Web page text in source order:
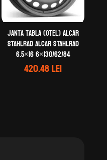
Janta tabla (otel) ALCAR
STAHLRAD ALCAR STAHLRAD
6.5×16 6×130/62/84
420.48lei